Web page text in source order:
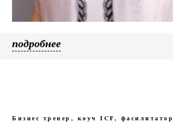
подробнее
Бизнес тренер, коуч ICF, фасилитатор